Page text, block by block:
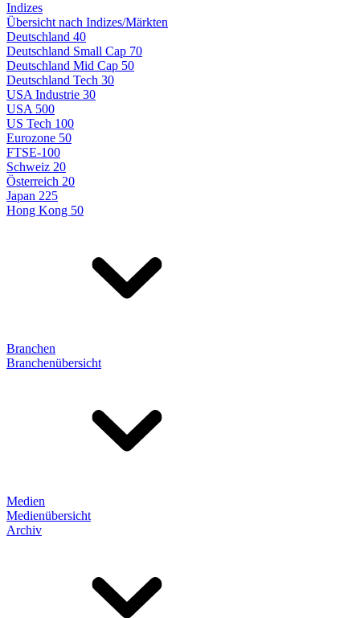
Indizes
Übersicht nach Indizes/Märkten
Deutschland 40
Deutschland Small Cap 70
Deutschland Mid Cap 50
Deutschland Tech 30
USA Industrie 30
USA 500
US Tech 100
Eurozone 50
FTSE-100
Schweiz 20
Österreich 20
Japan 225
Hong Kong 50
Branchen
Branchenübersicht
Medien
Medienübersicht
Archiv